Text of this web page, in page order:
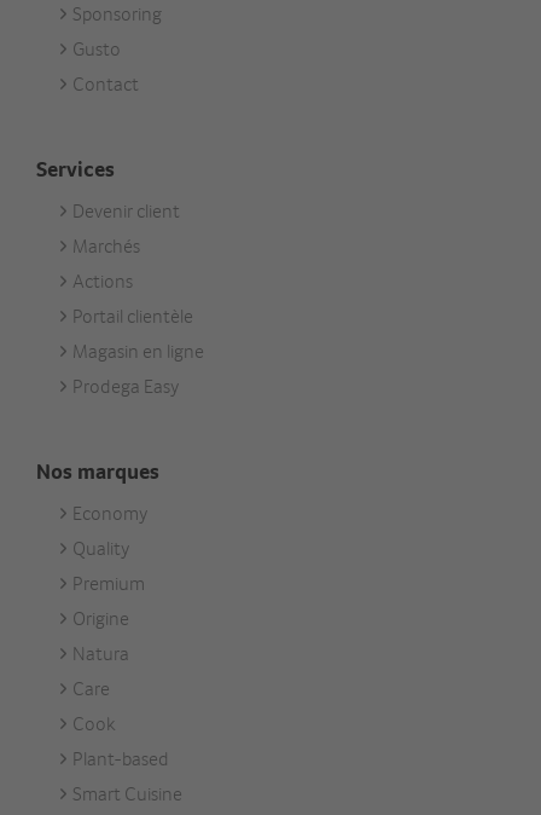
Sponsoring
Gusto
Contact
Services
Footer
Services
Devenir client
Marchés
Actions
Portail clientèle
Magasin en ligne
Prodega Easy
Nos marques
Footer
Unsere
Marken
Economy
Quality
Premium
Origine
Natura
Care
Cook
Plant-based
Smart Cuisine